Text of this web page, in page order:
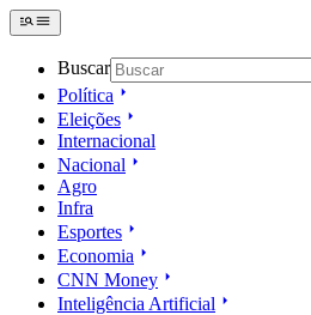
Buscar
Política
Eleições
Internacional
Nacional
Agro
Infra
Esportes
Economia
CNN Money
Inteligência Artificial